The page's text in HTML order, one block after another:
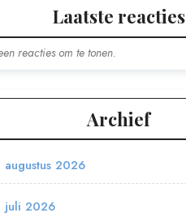
Laatste reacties
reacties om te tonen.
Archief
augustus 2026
juli 2026